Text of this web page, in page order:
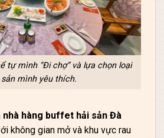
tự mình “Đi chợ” và lựa chọn loại
sản mình yêu thích.
nhà hàng buffet hải sản Đà
không gian mở và khu vực rau